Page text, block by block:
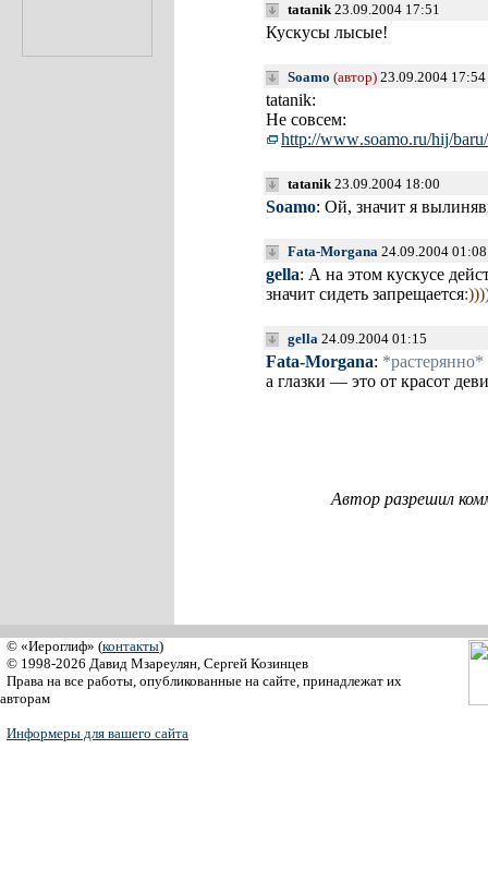
tatanik23.09.2004 17:51
Кускусы лысые!
Soamo (автор) 23.09.2004 17:54
tatanik:
Не совсем:
http://www.soamo.ru/hij/
tatanik23.09.2004 18:00
Soamo: Ой, значит я
Fata-Morgana 24.09.2004
gella: А на этом кускусе
значит сидеть запрещается
gella 24.09.2004 01:15
Fata-Morgana: *растерянно*
а глазки — это от красот
Автор разрешил
© «Иероглиф» (контакты)
© 1998-2026 Давид Мзареулян, Сергей Козинцев
Права на все работы, опубликованные на сайте, принадлежат их
авторам
Информеры для вашего сайта